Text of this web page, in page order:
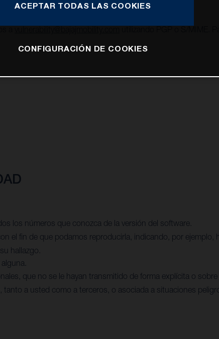
VULNERABILIDAD
a
utilizando PGP o S/MIME.
los números que conozca de la versión del software.
el fin de que podamos reproducirla, indicando, por
hallazgo.
que no se le hayan transmitido de forma explícita o
a usted como a terceros, o asociada a situaciones
ACEPTAR TODAS LAS COOKIES
CONFIGURACIÓN DE COOKIES